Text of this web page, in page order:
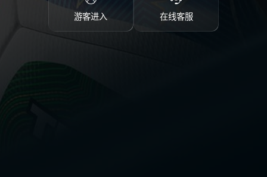
游客进入 在线客服